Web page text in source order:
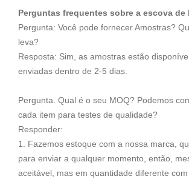
Perguntas frequentes sobre a escova de
Pergunta: Você pode fornecer Amostras?
leva?
Resposta: Sim, as amostras estão
enviadas dentro de 2-5 dias.
Pergunta. Qual é o seu MOQ? Podemos
cada item para testes de qualidade?
Responder:
1. Fazemos estoque com a nossa marca,
para enviar a qualquer momento, então,
aceitável, mas em quantidade diferente